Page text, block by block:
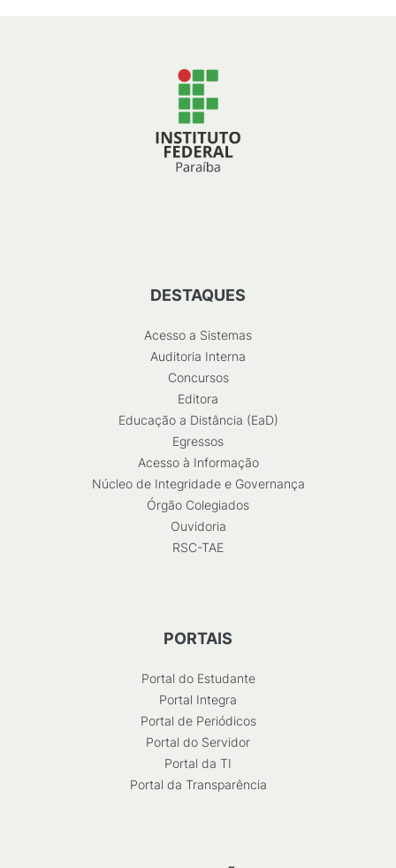
DESTAQUES
Acesso a Sistemas
Auditoria Interna
Concursos
Editora
Educação a Distância (EaD)
Egressos
Acesso à Informação
Núcleo de Integridade e Governança
Órgão Colegiados
Ouvidoria
RSC-TAE
PORTAIS
Portal do Estudante
Portal Integra
Portal de Periódicos
Portal do Servidor
Portal da TI
Portal da Transparência